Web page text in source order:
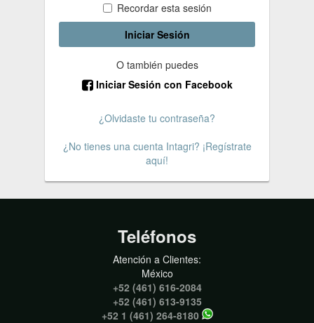
Recordar esta sesión
Iniciar Sesión
O también puedes
Iniciar Sesión con Facebook
¿Olvidaste tu contraseña?
¿No tienes una cuenta Intagri? ¡Regístrate
aquí!
Teléfonos
Atención a Clientes:
México
+52 (461) 616-2084
+52 (461) 613-9135
+52 1 (461) 264-8180